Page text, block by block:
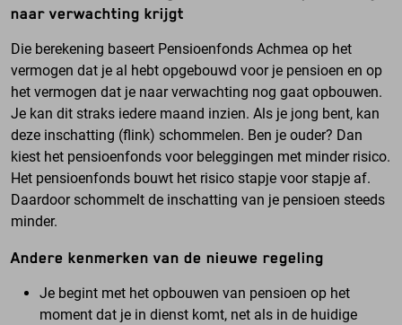
naar verwachting krijgt
Die berekening baseert Pensioenfonds Achmea op het
vermogen dat je al hebt opgebouwd voor je pensioen en op
het vermogen dat je naar verwachting nog gaat opbouwen.
Je kan dit straks iedere maand inzien. Als je jong bent, kan
deze inschatting (flink) schommelen. Ben je ouder? Dan
kiest het pensioenfonds voor beleggingen met minder risico.
Het pensioenfonds bouwt het risico stapje voor stapje af.
Daardoor schommelt de inschatting van je pensioen steeds
minder.
Andere kenmerken van de nieuwe regeling
Je begint met het opbouwen van pensioen op het
moment dat je in dienst komt, net als in de huidige